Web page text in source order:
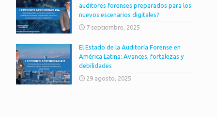
auditores forenses preparados para los
nuevos escenarios digitales?
7 septiembre, 2025
El Estado de la Auditoría Forense en
América Latina: Avances, fortalezas y
debilidades
29 agosto, 2025